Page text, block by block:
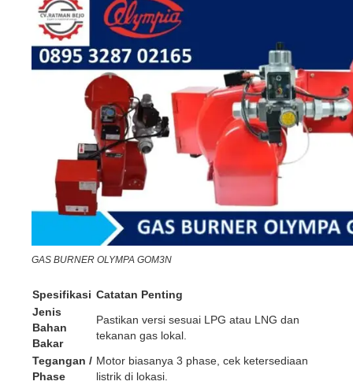
GAS BURNER OLYMPA GOM3N
Spesifikasi Catatan Penting
Jenis
Bahan
Bakar
Pastikan versi sesuai LPG atau LNG dan
tekanan gas lokal.
Tegangan /
Phase
Motor biasanya 3 phase, cek ketersediaan
listrik di lokasi.